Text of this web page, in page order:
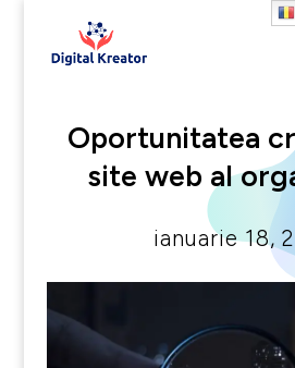
Oportunitatea
site web al
ianuarie 18,